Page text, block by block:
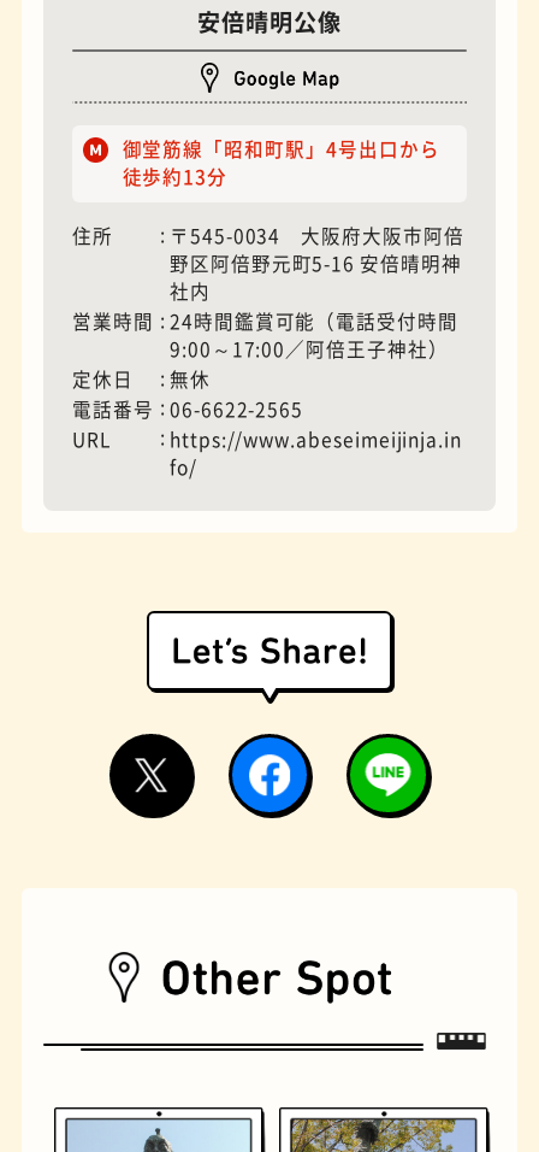
石窯ピザ
安倍晴明公像
御堂筋線「昭和町駅」4号出口から
徒歩約13分
住所
〒545-0034 大阪府大阪市阿倍
野区阿倍野元町5-16 安倍晴明神
社内
営業時間
24時間鑑賞可能（電話受付時間
9:00～17:00／阿倍王子神社）
定休日
無休
電話番号
06-6622-2565
URL
https://www.abeseimeijinja.in
fo/